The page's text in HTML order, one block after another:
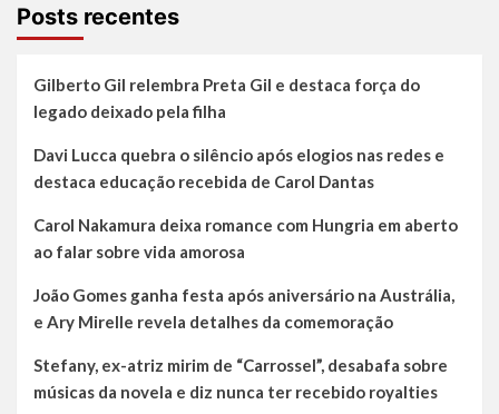
UFO
histórica
na
brasileira
Ecossistema
Posts recentes
Gilberto Gil relembra Preta Gil e destaca força do
legado deixado pela filha
Davi Lucca quebra o silêncio após elogios nas redes e
destaca educação recebida de Carol Dantas
Carol Nakamura deixa romance com Hungria em aberto
ao falar sobre vida amorosa
João Gomes ganha festa após aniversário na Austrália,
e Ary Mirelle revela detalhes da comemoração
Stefany, ex-atriz mirim de “Carrossel”, desabafa sobre
músicas da novela e diz nunca ter recebido royalties